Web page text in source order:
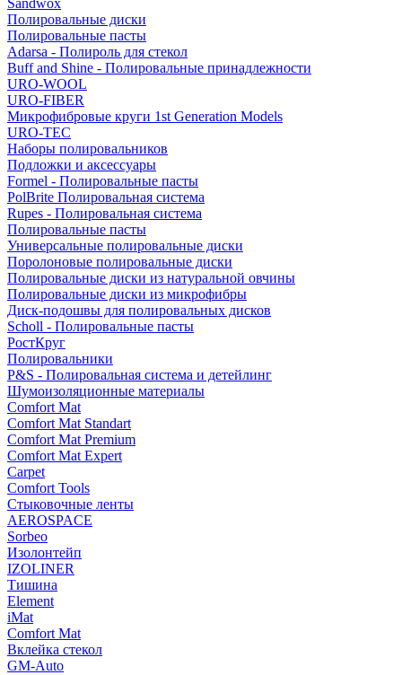
Sandwox
Полировальные диски
Полировальные пасты
Adarsa - Полироль для стекол
Buff and Shine - Полировальные принадлежности
URO-WOOL
URO-FIBER
Микрофибровые круги 1st Generation Models
URO-TEC
Наборы полировальников
Подложки и аксессуары
Formel - Полировальные пасты
PolBrite Полировальная система
Rupes - Полировальная система
Полировальные пасты
Универсальные полировальные диски
Поролоновые полировальные диски
Полировальные диски из натуральной овчины
Полировальные диски из микрофибры
Диск-подошвы для полировальных дисков
Scholl - Полировальные пасты
РостКруг
Полировальники
P&S - Полировальная система и детейлинг
Шумоизоляционные материалы
Comfort Mat
Comfort Mat Standart
Comfort Mat Premium
Comfort Mat Expert
Carpet
Comfort Tools
Стыковочные ленты
AEROSPACE
Sorbeo
Изолонтейп
IZOLINER
Тишина
Element
iMat
Comfort Mat
Вклейка стекол
GM-Auto